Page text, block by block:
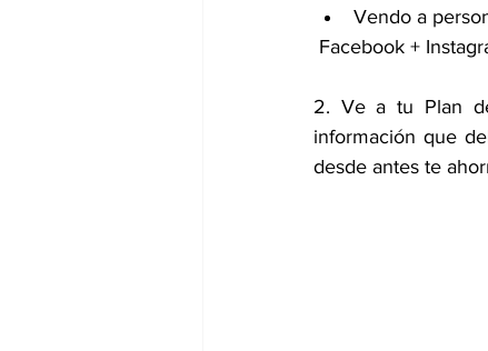
Vendo a
Facebook +
2. ​Ve a tu Plan
información que
desde antes te